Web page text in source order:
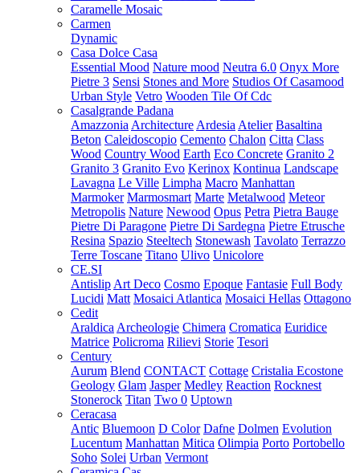
Caramelle Mosaic
Carmen
Dynamic
Casa Dolce Casa
Essential Mood Nature mood Neutra 6.0 Onyx More
Pietre 3 Sensi Stones and More Studios Of Casamood
Urban Style Vetro Wooden Tile Of Cdc
Casalgrande Padana
Amazzonia Architecture Ardesia Atelier Basaltina
Beton Caleidoscopio Cemento Chalon Citta Class
Wood Country Wood Earth Eco Concrete Granito 2
Granito 3 Granito Evo Kerinox Kontinua Landscape
Lavagna Le Ville Limpha Macro Manhattan
Marmoker Marmosmart Marte Metalwood Meteor
Metropolis Nature Newood Opus Petra Pietra Bauge
Pietre Di Paragone Pietre Di Sardegna Pietre Etrusche
Resina Spazio Steeltech Stonewash Tavolato Terrazzo
Terre Toscane Titano Ulivo Unicolore
CE.SI
Antislip Art Deco Cosmo Epoque Fantasie Full Body
Lucidi Matt Mosaici Atlantica Mosaici Hellas Ottagono
Cedit
Araldica Archeologie Chimera Cromatica Euridice
Matrice Policroma Rilievi Storie Tesori
Century
Aurum Blend CONTACT Cottage Cristalia Ecostone
Geology Glam Jasper Medley Reaction Rocknest
Stonerock Titan Two 0 Uptown
Ceracasa
Antic Bluemoon D Color Dafne Dolmen Evolution
Lucentum Manhattan Mitica Olimpia Porto Portobello
Soho Solei Urban Vermont